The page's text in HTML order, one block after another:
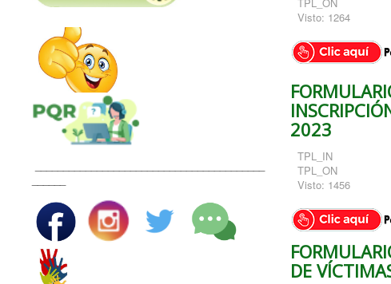
TPL_ON
Visto: 1264
2023
TPL_IN
TPL_ON
Visto: 1456
DE